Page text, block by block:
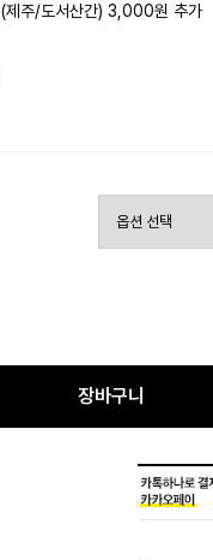
(제주/도서산간) 3,000원 추가
장바구니